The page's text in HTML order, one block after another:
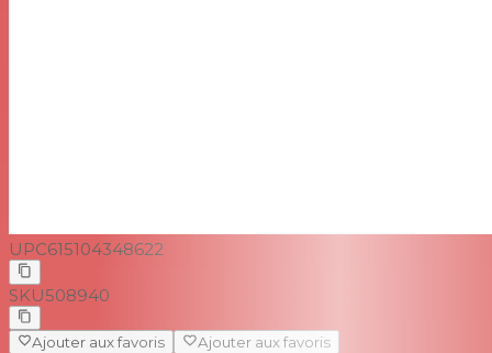
UPC615104348622
SKU508940
Ajouter aux favoris Ajouter aux favoris